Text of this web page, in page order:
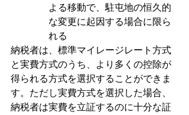
よる移動で、駐屯地の恒久的
な変更に起因する場合に限ら
れる
納税者は、標準マイレージレート方式
と実費方式のうち、より多くの控除が
得られる方式を選択することができま
す。ただし実費方式を選択した場合、
納税者は実費を立証するのに十分な証